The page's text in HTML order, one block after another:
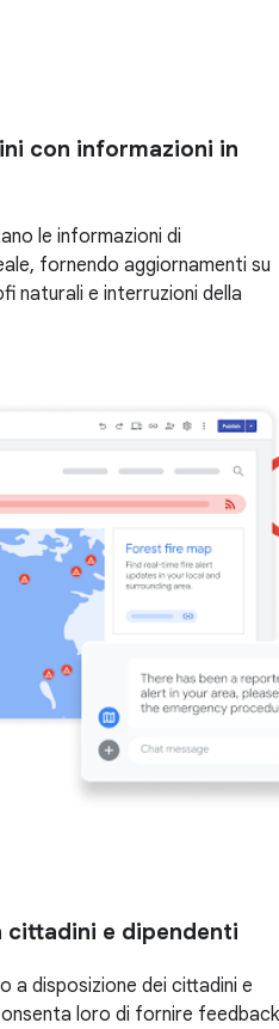
con informazioni in
le informazioni di
fornendo aggiornamenti su
naturali e interruzioni della
cittadini e dipendenti
a disposizione dei cittadini e
loro di fornire feedback